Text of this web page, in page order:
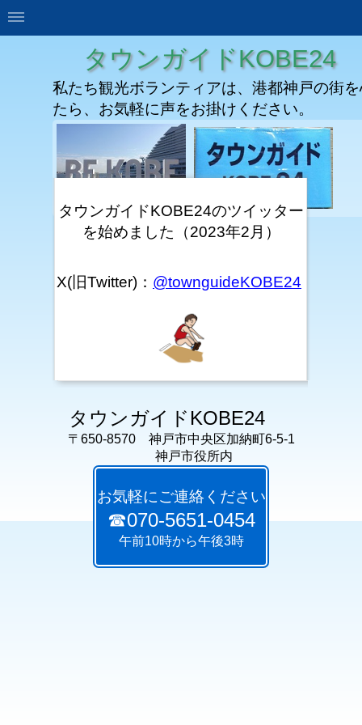
タウンガイドKOBE24
私たち観光ボランティアは、港都神戸の街
たら、お気軽に声をお掛けください。
タウンガイドKOBE24のツイッター
を始めました（2023年2月）
X(旧Twitter)： @townguideKOBE24
タウンガイドKOBE24
〒650-8570 神戸市中央区加納町6-5-1
神戸市役所内
お気軽にご連絡ください
☎070-5651-0454
午前10時から午後3時